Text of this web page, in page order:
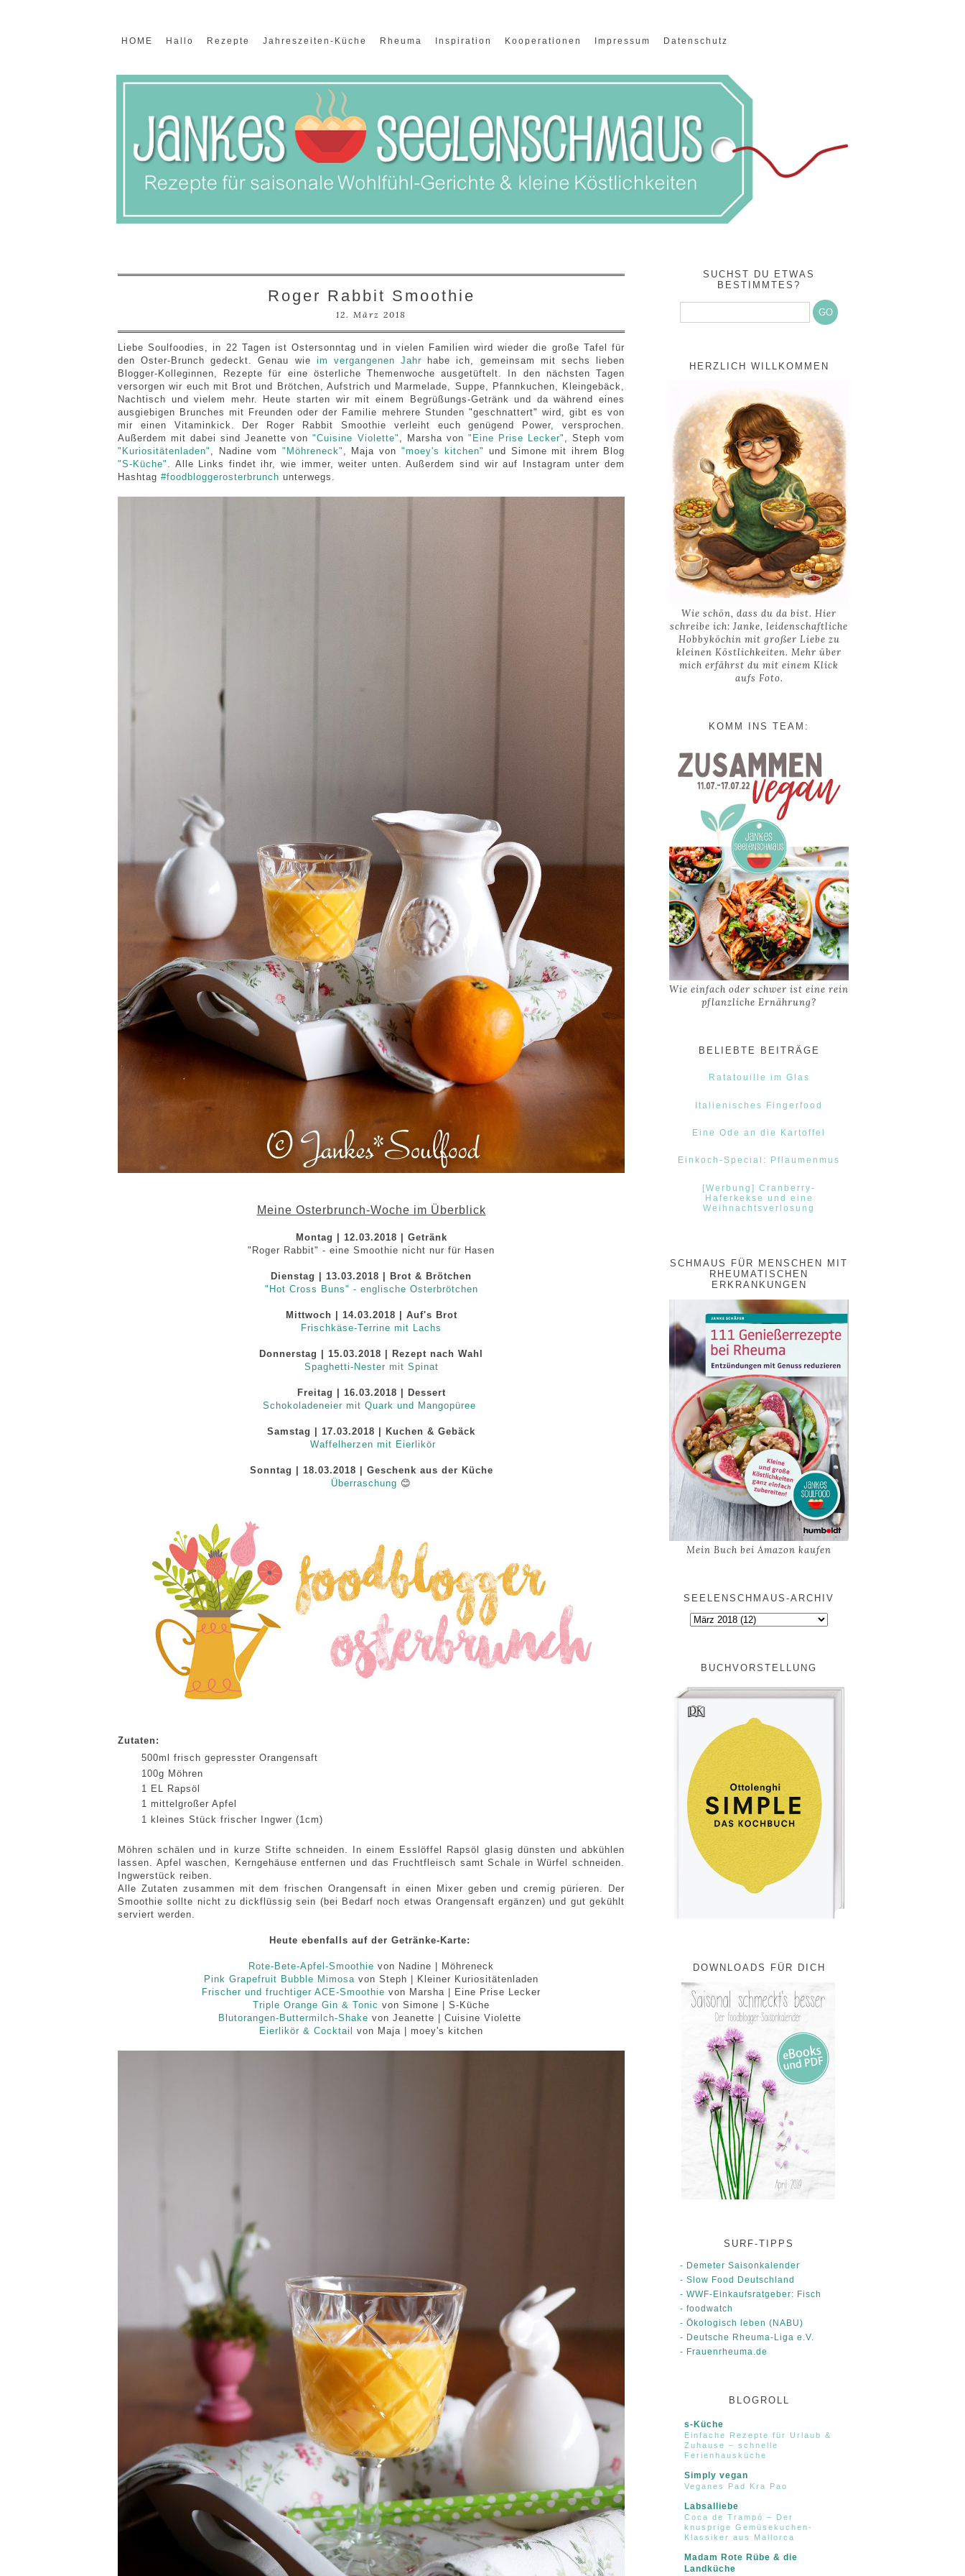
HOME Hallo Rezepte Jahreszeiten-Küche Rheuma Inspiration Kooperationen Impressum Datenschutz
Roger Rabbit Smoothie
12. März 2018
Liebe Soulfoodies, in 22 Tagen ist Ostersonntag und in vielen Familien wird wieder die große Tafel für
den Oster-Brunch gedeckt. Genau wie im vergangenen Jahr habe ich, gemeinsam mit sechs lieben
Blogger-Kolleginnen, Rezepte für eine österliche Themenwoche ausgetüftelt. In den nächsten Tagen
versorgen wir euch mit Brot und Brötchen, Aufstrich und Marmelade, Suppe, Pfannkuchen, Kleingebäck,
Nachtisch und vielem mehr. Heute starten wir mit einem Begrüßungs-Getränk und da während eines
ausgiebigen Brunches mit Freunden oder der Familie mehrere Stunden "geschnattert" wird, gibt es von
mir einen Vitaminkick. Der Roger Rabbit Smoothie verleiht euch genügend Power, versprochen.
Außerdem mit dabei sind Jeanette von"Cuisine Violette" , Marsha von "Eine Prise Lecker"
, Steph vom
"Kuriositätenladen"
, Nadine vom "Möhreneck" , Maja von "moey's kitchen" und Simone mit ihrem Blog
"S-Küche"
. Alle Links findet ihr, wie immer, weiter unten. Außerdem sind wir auf Instagram unter dem
Hashtag #foodbloggerosterbrunch unterwegs.
Meine Osterbrunch-Woche im Überblick
Montag | 12.03.2018 | Getränk
"Roger Rabbit" - eine Smoothie nicht nur für Hasen
Dienstag | 13.03.2018 | Brot & Brötchen
"Hot Cross Buns" - englische Osterbrötchen
Mittwoch | 14.03.2018
Auf's Brot
Frischkäse-Terrine mit Lachs
Donnerstag | 15.03.2018 | Rezept nach Wahl
Spaghetti-Nester mit Spinat
Freitag | 16.03.2018 | Dessert
Schokoladeneier mit Quark und Mangopüree
Samstag | 17.03.2018 | Kuchen & Gebäck
Waffelherzen mit Eierlikör
Sonntag | 18.03.2018 | Geschenk aus der Küche
Überraschung 😊
Zutaten:
500ml frisch gepresster Orangensaft
100g Möhren
1 EL Rapsöl
1 mittelgroßer Apfel
1 kleines Stück frischer Ingwer (1cm)
Möhren schälen und in kurze Stifte schneiden. In einem Esslöffel Rapsöl glasig dünsten und abkühlen
lassen. Apfel waschen, Kerngehäuse entfernen und das Fruchtfleisch samt Schale in Würfel schneiden.
Ingwerstück reiben.
Alle Zutaten zusammen mit dem frischen Orangensaft in einen Mixer geben und cremig pürieren. Der
Smoothie sollte nicht zu dickflüssig sein (bei Bedarf noch etwas Orangensaft ergänzen) und gut gekühlt
serviert werden.
Heute ebenfalls auf der Getränke-Karte:
Rote-Bete-Apfel-Smoothie von Nadine | Möhreneck
Pink Grapefruit Bubble Mimosa von Steph | Kleiner Kuriositätenladen
Frischer und fruchtiger ACE-Smoothie von Marsha | Eine Prise Lecker
Triple Orange Gin & Tonic von Simone | S-Küche
Blutorangen-Buttermilch-Shake von Jeanette | Cuisine Violette
Eierlikör & Cocktail
von Maja | moey's kitchen
SUCHST DU ETWAS
BESTIMMTES?
HERZLICH WILLKOMMEN
Wie schön, dass du da bist. Hier
schreibe ich: Janke, leidenschaftliche
Hobbyköchin mit großer Liebe zu
kleinen Köstlichkeiten. Mehr über
mich erfährst du mit einem Klick
aufs Foto.
KOMM INS TEAM:
Wie einfach oder schwer ist eine rein
pflanzliche Ernährung?
BELIEBTE BEITRÄGE
Ratatouille im Glas
Italienisches Fingerfood
Eine Ode an die Kartoffel
Einkoch-Special: Pflaumenmus
[Werbung] Cranberry-
Haferkekse und eine
Weihnachtsverlosung
SCHMAUS FÜR MENSCHEN MIT
RHEUMATISCHEN
ERKRANKUNGEN
Mein Buch bei Amazon kaufen
SEELENSCHMAUS-ARCHIV
BUCHVORSTELLUNG
DOWNLOADS FÜR DICH
SURF-TIPPS
- Demeter Saisonkalender
- Slow Food Deutschland
- WWF-Einkaufsratgeber: Fisch
- foodwatch
- Ökologisch leben (NABU)
- Deutsche Rheuma-Liga e.V.
- Frauenrheuma.de
BLOGROLL
s-Küche
Einfache Rezepte für Urlaub &
Zuhause – schnelle
Ferienhausküche
Simply vegan
Veganes Pad Kra Pao
Labsalliebe
Coca de Trampó – Der
knusprige Gemüsekuchen-
Klassiker aus Mallorca
Madam Rote Rübe & die
Landküche